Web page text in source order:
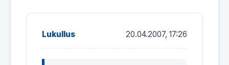
Lukullus 20.04.2007, 17:26